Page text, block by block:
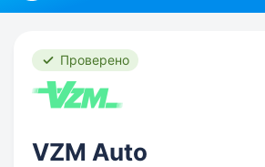
Проверено
VZM Auto